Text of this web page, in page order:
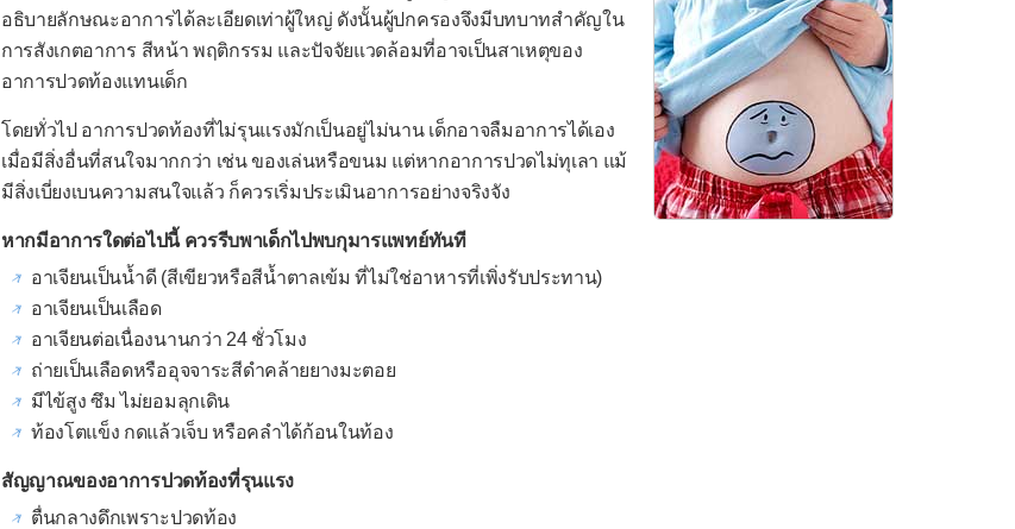
อธิบายลักษณะอาการได้ละเอียดเท่าผู้ใหญ่ ดังนั้นผู้ปกครองจึงมีบทบาทสำคัญใน
การสังเกตอาการ สีหน้า พฤติกรรม และปัจจัยแวดล้อมที่อาจเป็นสาเหตุของ
อาการปวดท้องแทนเด็ก
โดยทั่วไป อาการปวดท้องที่ไม่รุนแรงมักเป็นอยู่ไม่นาน เด็กอาจลืมอาการได้เอง
เมื่อมีสิ่งอื่นที่สนใจมากกว่า เช่น ของเล่นหรือขนม แต่หากอาการปวดไม่ทุเลา แม้
มีสิ่งเบี่ยงเบนความสนใจแล้ว ก็ควรเริ่มประเมินอาการอย่างจริงจัง
หากมีอาการใดต่อไปนี้ ควรรีบพาเด็กไปพบกุมารแพทย์ทันที
อาเจียนเป็นน้ำดี (สีเขียวหรือสีน้ำตาลเข้ม ที่ไม่ใช่อาหารที่เพิ่งรับประทาน)
อาเจียนเป็นเลือด
อาเจียนต่อเนื่องนานกว่า 24 ชั่วโมง
ถ่ายเป็นเลือดหรืออุจจาระสีดำคล้ายยางมะตอย
มีไข้สูง ซึม ไม่ยอมลุกเดิน
ท้องโตแข็ง กดแล้วเจ็บ หรือคลำได้ก้อนในท้อง
สัญญาณของอาการปวดท้องที่รุนแรง
ตื่นกลางดึกเพราะปวดท้อง